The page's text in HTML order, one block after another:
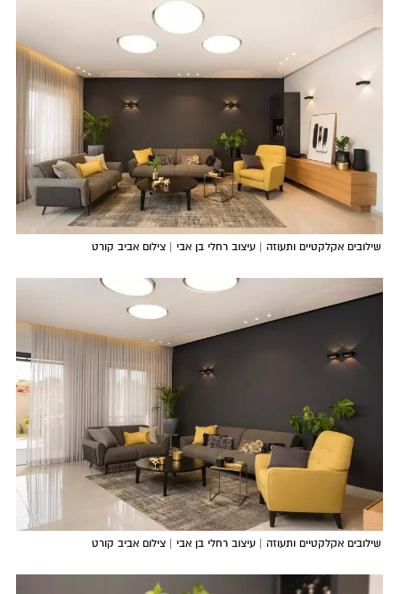
שילובים אקלקטיים ותעוזה | עיצוב רחלי בן אבי | צילום אביב קורט
שילובים אקלקטיים ותעוזה | עיצוב רחלי בן אבי | צילום אביב קורט